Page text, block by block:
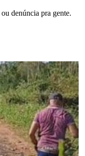
denúncia pra gente.